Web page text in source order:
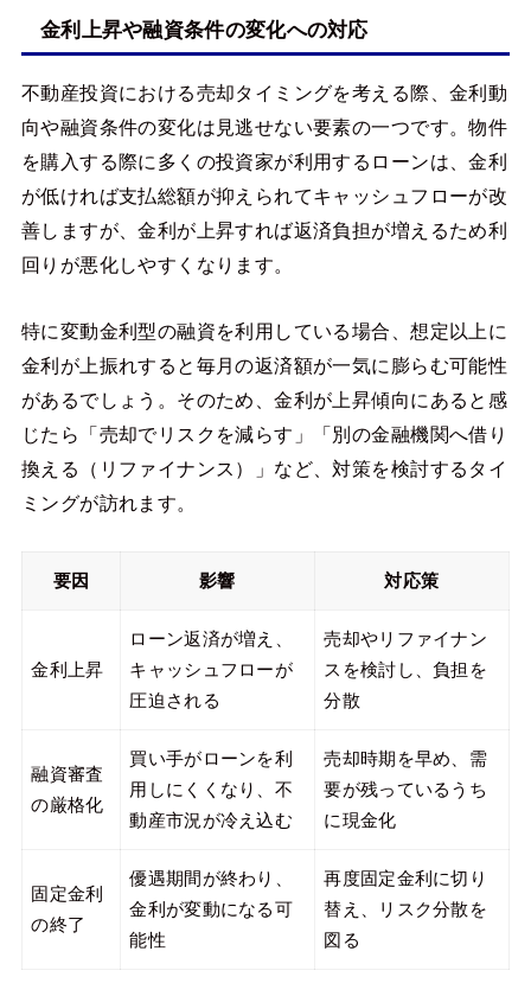
金利上昇や融資条件の変化への対応
不動産投資における売却タイミングを考える際、金利動
向や融資条件の変化は見逃せない要素の一つです。物件
を購入する際に多くの投資家が利用するローンは、金利
が低ければ支払総額が抑えられてキャッシュフローが改
善しますが、金利が上昇すれば返済負担が増えるため利
回りが悪化しやすくなります。
特に変動金利型の融資を利用している場合、想定以上に
金利が上振れすると毎月の返済額が一気に膨らむ可能性
があるでしょう。そのため、金利が上昇傾向にあると感
じたら「売却でリスクを減らす」「別の金融機関へ借り
換える（リファイナンス）」など、対策を検討するタイ
ミングが訪れます。
要因 影響 対応策
金利上昇
ローン返済が増え、
キャッシュフローが
圧迫される
売却やリファイナン
スを検討し、負担を
分散
融資審査
の厳格化
買い手がローンを利
用しにくくなり、不
動産市況が冷え込む
売却時期を早め、需
要が残っているうち
に現金化
固定金利
の終了
優遇期間が終わり、
金利が変動になる可
能性
再度固定金利に切り
替え、リスク分散を
図る